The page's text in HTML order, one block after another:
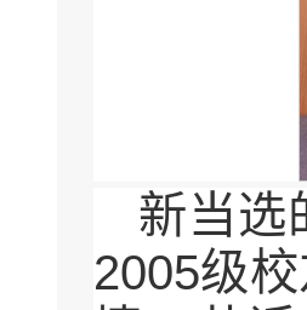
新当选
2005级